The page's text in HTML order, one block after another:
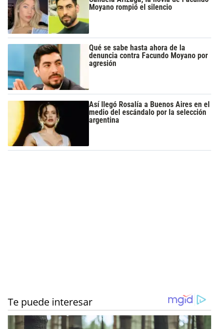
Moyano rompió el silencio
Qué se sabe hasta ahora de la
denuncia contra Facundo Moyano por
agresión
Así llegó Rosalía a Buenos Aires en el
medio del escándalo por la selección
argentina